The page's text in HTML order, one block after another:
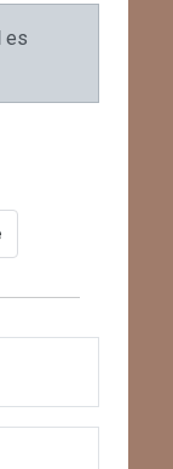
es